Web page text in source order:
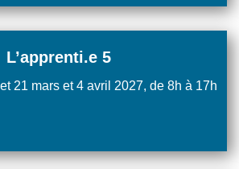
L’apprenti.e 5
21 mars et 4 avril 2027, de 8h à 17h